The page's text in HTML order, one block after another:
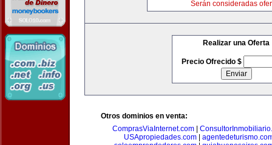
Serán consideradas
Realizar una Oferta
Precio Ofrecido $
Otros dominios en venta:
ComprasViaInternet.com
USApropiedades.com|